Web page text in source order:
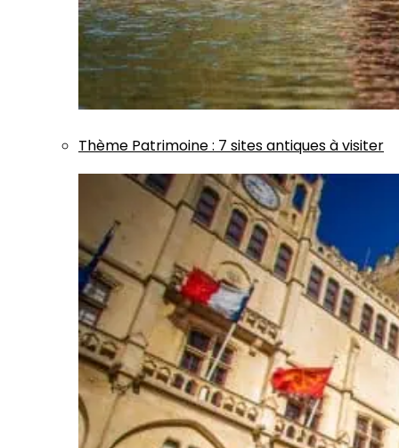
Thème Patrimoine: 7 sites antiques à visiter